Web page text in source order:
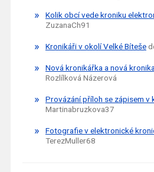
Kolik obcí vede kroniku
ZuzanaCh91
Kronikáři v okolí Velké Bíteše
Nová kronikářka a nová kronika
Rozlílková Názerová
Provázání příloh se zápisem v
Martinabruzkova37
Fotografie v elektronické
TerezMuller68